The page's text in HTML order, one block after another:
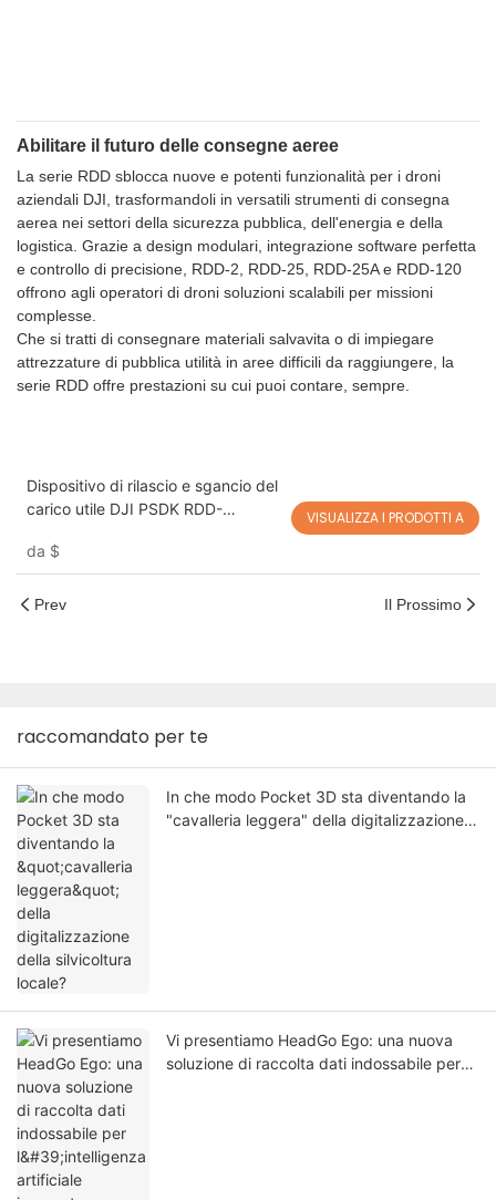
Abilitare il futuro delle consegne aeree
La serie RDD sblocca nuove e potenti funzionalità per i droni
aziendali DJI, trasformandoli in versatili strumenti di consegna
aerea nei settori della sicurezza pubblica, dell'energia e della
logistica. Grazie a design modulari, integrazione software perfetta
e controllo di precisione, RDD-2, RDD-25, RDD-25A e RDD-120
offrono agli operatori di droni soluzioni scalabili per missioni
complesse.
Che si tratti di consegnare materiali salvavita o di impiegare
attrezzature di pubblica utilità in aree difficili da raggiungere, la
serie RDD offre prestazioni su cui puoi contare, sempre.
Dispositivo di rilascio e sgancio del
carico utile DJI PSDK RDD-
da $
VISUALIZZA I PRODOTTI A
Prev Il Prossimo
raccomandato per te
In che modo Pocket 3D sta diventando la
"cavalleria leggera" della digitalizzazione
Vi presentiamo HeadGo Ego: una nuova
soluzione di raccolta dati indossabile per